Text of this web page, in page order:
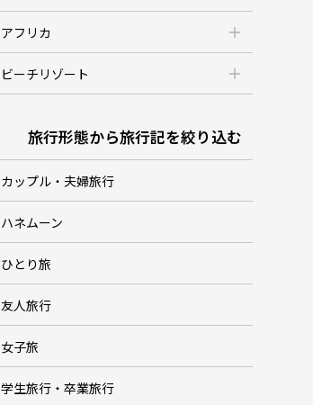
アフリカ
ビーチリゾート
旅行形態から旅行記を絞り込む
カップル・夫婦旅行
ハネムーン
ひとり旅
友人旅行
女子旅
学生旅行・卒業旅行